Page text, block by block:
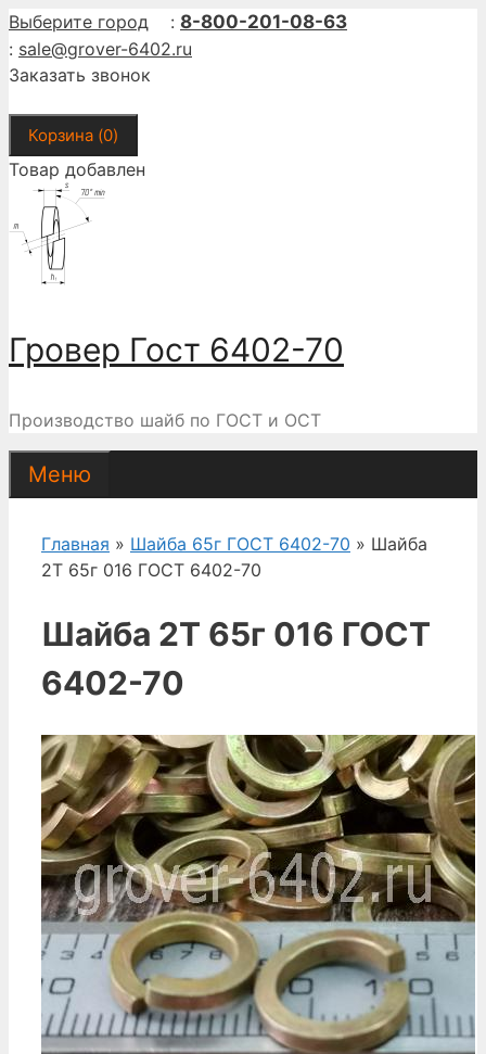
Перейти
к
содержимому
Выберите город : 8-800-201-08-63
: sale@grover-6402.ru
Заказать звонок
Корзина (0)
Товар добавлен
Гровер Гост 6402-70
Производство шайб по ГОСТ и ОСТ
Меню
Главная » Шайба 65г ГОСТ 6402-70 » Шайба
2Т 65г 016 ГОСТ 6402-70
Шайба 2Т 65г 016 ГОСТ
6402-70